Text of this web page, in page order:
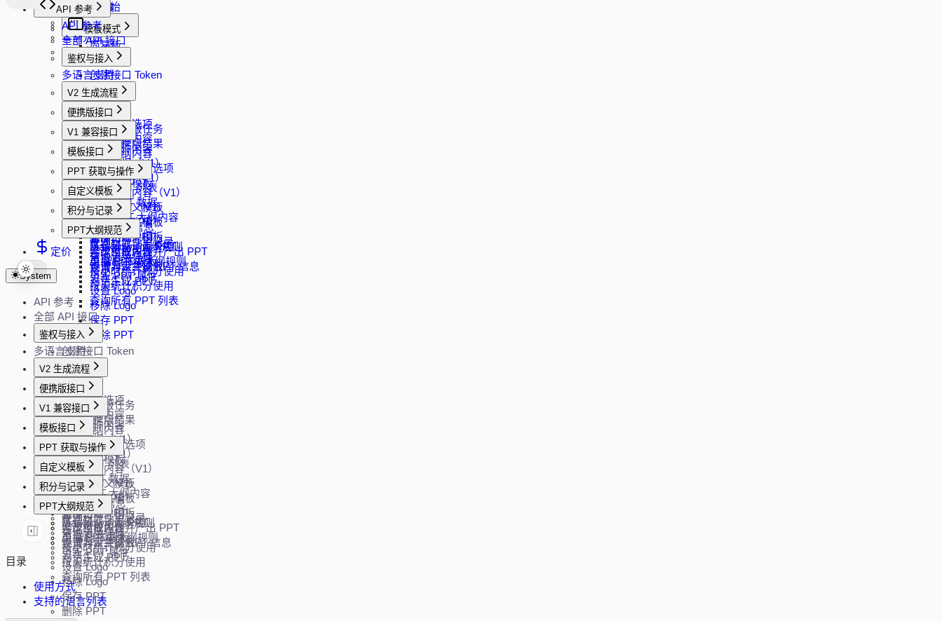
初始化参数
事件回调
实例方法
多语言支持
快速开始
模板模式
简易版
完整版
API 参考
API 参考
全部 API 接口
鉴权与接入
创建接口 Token
多语言支持
V2 生成流程
创建任务
获取生成选项
生成大纲内容
修改大纲内容
生成 PPT
便携版接口
创建便携版任务
查询便携版结果
V1 兼容接口
解析文件内容
生成大纲（V1）
修改大纲（V1）
生成大纲内容（V1）
生成 PPT（V1）
Word 转 PPT
直接生成 PPT
异步生成内容并产出 PPT
查询异步生成 PPT 信息
对话生成 PPT
模板接口
获取模板过滤选项
分页查询模板
随机模板
PPT 获取与操作
获取 PPT 列表
加载 PPT 数据
加载 PPT 大纲内容
下载 PPT
下载智能动画 PPT
更换 PPT 模板
更新 PPT 属性
设置 Logo
移除 Logo
保存 PPT
删除 PPT
自定义模板
上传自定义模板
下载自定义模板
删除自定义模板
修改模板属性
设置为公共模板
积分与记录
查询 API 信息
查询积分使用记录
查询记录详情
按小时统计积分使用
按天统计积分使用
查询所有 PPT 列表
PPT大纲规范
Markdown 大纲规则
AI 智能布局大纲规则
定价
System
API 参考
全部 API 接口
鉴权与接入
创建接口 Token
多语言支持
V2 生成流程
创建任务
获取生成选项
生成大纲内容
修改大纲内容
生成 PPT
便携版接口
创建便携版任务
查询便携版结果
V1 兼容接口
解析文件内容
生成大纲（V1）
修改大纲（V1）
生成大纲内容（V1）
生成 PPT（V1）
Word 转 PPT
直接生成 PPT
异步生成内容并产出 PPT
查询异步生成 PPT 信息
对话生成 PPT
模板接口
获取模板过滤选项
分页查询模板
随机模板
PPT 获取与操作
获取 PPT 列表
加载 PPT 数据
加载 PPT 大纲内容
下载 PPT
下载智能动画 PPT
更换 PPT 模板
更新 PPT 属性
设置 Logo
移除 Logo
保存 PPT
删除 PPT
自定义模板
上传自定义模板
下载自定义模板
删除自定义模板
修改模板属性
设置为公共模板
积分与记录
查询 API 信息
查询积分使用记录
查询记录详情
按小时统计积分使用
按天统计积分使用
查询所有 PPT 列表
PPT大纲规范
Markdown 大纲规则
AI 智能布局大纲规则
目录
使用方式
支持的语言列表